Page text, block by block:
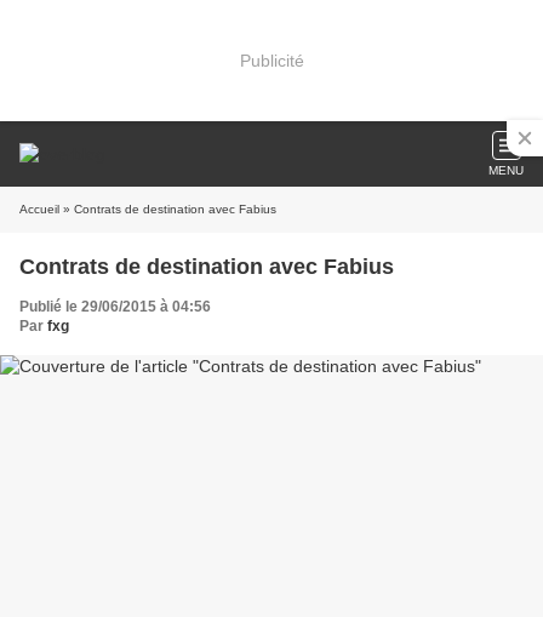
Publicité
MENU
Accueil » Contrats de destination avec Fabius
Contrats de destination avec Fabius
Publié le 29/06/2015 à 04:56
Par fxg